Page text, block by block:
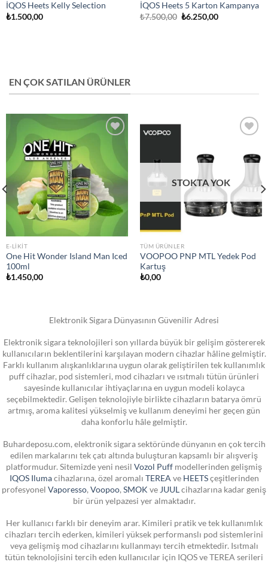
İQOS Heets Kelly Selection
₺1.500,00
İQOS Heets 5 Karton Kampanya
₺7.500,00 Orijinal
₺6.250,00Şu
EN ÇOK SATILAN ÜRÜNLER
wishlist
E-LIKIT
One Hit Wonder Island Man Iced
100ml
₺1.450,00
STOKTA YOK
TÜM ÜRÜNLER
VOOPOO PNP MTL Yedek Pod
Kartuş
₺0,00
Elektronik Sigara Dünyasının Güvenilir Adresi
Elektronik sigara teknolojileri son yıllarda büyük bir gelişim göstererek
kullanıcıların beklentilerini karşılayan modern cihazlar hâline gelmiştir.
Farklı kullanım alışkanlıklarına uygun olarak geliştirilen tek kullanımlık
puff cihazlar, pod sistemleri, mod cihazları ve ısıtmalı tütün ürünleri
sayesinde kullanıcılar ihtiyaçlarına en uygun modeli kolayca
seçebilmektedir. Gelişen teknolojiyle birlikte cihazların batarya ömrü
artmış, aroma kalitesi yükselmiş ve kullanım deneyimi her geçen gün
daha konforlu hâle gelmiştir.
Buhardeposu.com, elektronik sigara sektöründe dünyanın en çok tercih
edilen markalarını tek çatı altında buluşturan kapsamlı bir alışveriş
platformudur. Sitemizde yeni nesil Vozol Puff modellerinden gelişmiş
IQOS Ilumacihazlarına, özel aromalı TEREA ve HEETSçeşitlerinden
profesyonel Vaporesso Voopoo SMOK ve JUUL cihazlarına kadar geniş
bir ürün yelpazesi yer almaktadır.
Her kullanıcı farklı bir deneyim arar. Kimileri pratik ve tek kullanımlık
cihazları tercih ederken, kimileri yüksek performanslı pod sistemlerini
veya gelişmiş mod cihazlarını kullanmayı tercih etmektedir. Isıtmalı
tütün teknolojisini tercih eden kullanıcılar için IQOS ve TEREA serileri